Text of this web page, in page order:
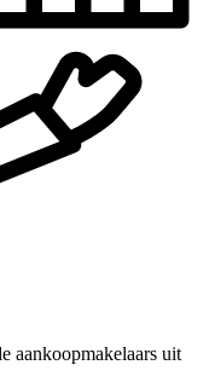
aankoopmakelaars uit